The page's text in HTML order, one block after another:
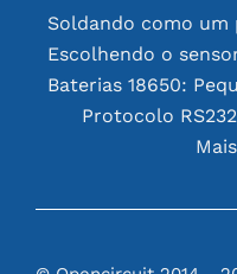
Protocolo